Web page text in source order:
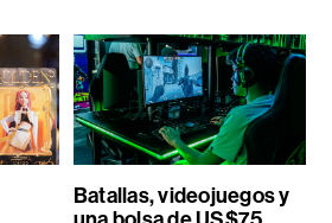
Batallas, videojuegos y